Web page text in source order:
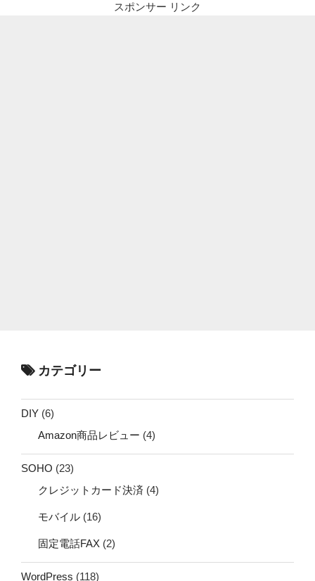
スポンサー リンク
カテゴリー
DIY (6)
Amazon商品レビュー (4)
SOHO (23)
クレジットカード決済 (4)
モバイル (16)
固定電話FAX (2)
WordPress (118)